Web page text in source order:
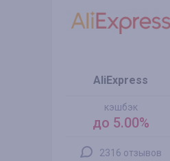
AliExpress
кэшбэк
до 5.00%
2316 отзывов